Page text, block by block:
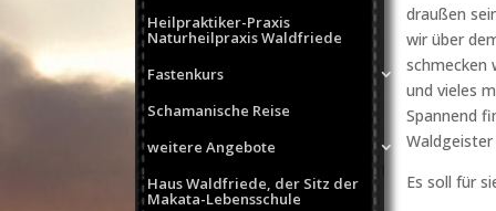
Heilpraktiker-Praxis
Naturheilpraxis Waldfriede
Fastenkurs
Schamanische Reise
weitere Angebote
Haus Waldfriede, der Sitz der
Makata-Lebensschule
draußen
wir über
schmecken
und vieles
Spannend
Waldgeister
Es soll für